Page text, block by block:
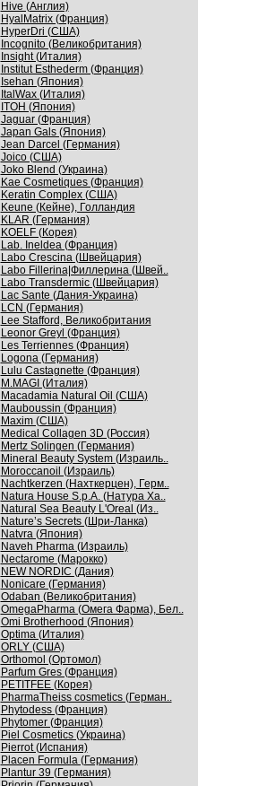
Hive (Англия)
HyalMatrix (Франция)
HyperDri (США)
Incognito (Великобритания)
Insight (Италия)
Institut Esthederm (Франция)
Isehan (Япония)
ItalWax (Италия)
ITOH (Япония)
Jaguar (Франция)
Japan Gals (Япония)
Jean Darcel (Германия)
Joico (США)
Joko Blend (Украина)
Kaе Cosmеtiques (Франция)
Keratin Complex (США)
Keune (Кейне), Голландия
KLAR (Германия)
KOELF (Корея)
Lab. Ineldea (Франция)
Labo Crescina (Швейцария)
Labo Fillerina|Филлерина (Швей..
Labo Transdermic (Швейцария)
Lac Sante (Дания-Украина)
LCN (Германия)
Lee Stafford, Великобритания
Leonor Greyl (Франция)
Les Terriennes (Франция)
Logona (Германия)
Lulu Castagnette (Франция)
M.MAGI (Италия)
Macadamia Natural Oil (США)
Mauboussin (Франция)
Maxim (США)
Medical Collagen 3D (Россия)
Mertz Solingen (Германия)
Mineral Beauty System (Израиль..
Moroccanoil (Израиль)
Nachtkerzen (Нахткерцен), Герм..
Natura House S.p.A. (Натура Ха..
Natural Sea Beauty L'Oreal (Из..
Nature’s Secrets (Шри-Ланка)
Natvra (Япония)
Naveh Pharma (Израиль)
Nectarome (Марокко)
NEW NORDIC (Дания)
Nonicare (Германия)
Odaban (Великобритания)
OmegaPharma (Омега Фарма), Бел..
Omi Brotherhood (Япония)
Optima (Италия)
ORLY (США)
Orthomol (Ортомол)
Parfum Gres (Франция)
PETITFEE (Корея)
PharmaTheiss cosmetics (Герман..
Phytodess (Франция)
Phytomer (Франция)
Piel Cosmetics (Украина)
Pierrot (Испания)
Placen Formula (Германия)
Plantur 39 (Германия)